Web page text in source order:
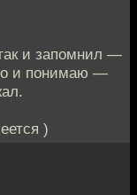
и запомнил —
и понимаю —
)